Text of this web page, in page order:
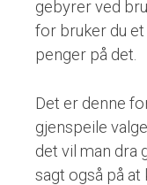
gebyrer ved
for bruker du
penger på det.
Det er denne
gjenspeile
det vil man dra
sagt også på